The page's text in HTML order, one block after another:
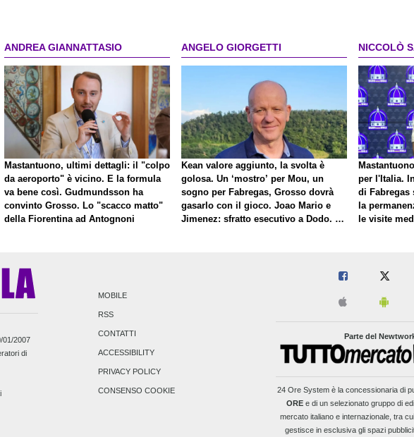
ANDREA GIANNATTASIO
Mastantuono, ultimi dettagli: il "colpo
da aeroporto" è vicino. E la formula
va bene così. Gudmundsson ha
convinto Grosso. Lo "scacco matto"
della Fiorentina ad Antognoni
ANGELO GIORGETTI
Kean valore aggiunto, la svolta è
golosa. Un ‘mostro’ per Mou, un
sogno per Fabregas, Grosso dovrà
gasarlo con il gioco. Joao Mario e
Jimenez: sfratto esecutivo a Dodo. E
NICCOLÒ
per l'Italia.
di Fabregas
la
le visite
01/2007
di
MOBILE
RSS
CONTATTI
ACCESSIBILITY
PRIVACY POLICY
CONSENSO COOKIE
Parte del
24 Ore Systemè la concessionaria di
OREe di un selezionato gruppo di
mercato italiano e internazionale, tra
gestisce in esclusiva gli spazi